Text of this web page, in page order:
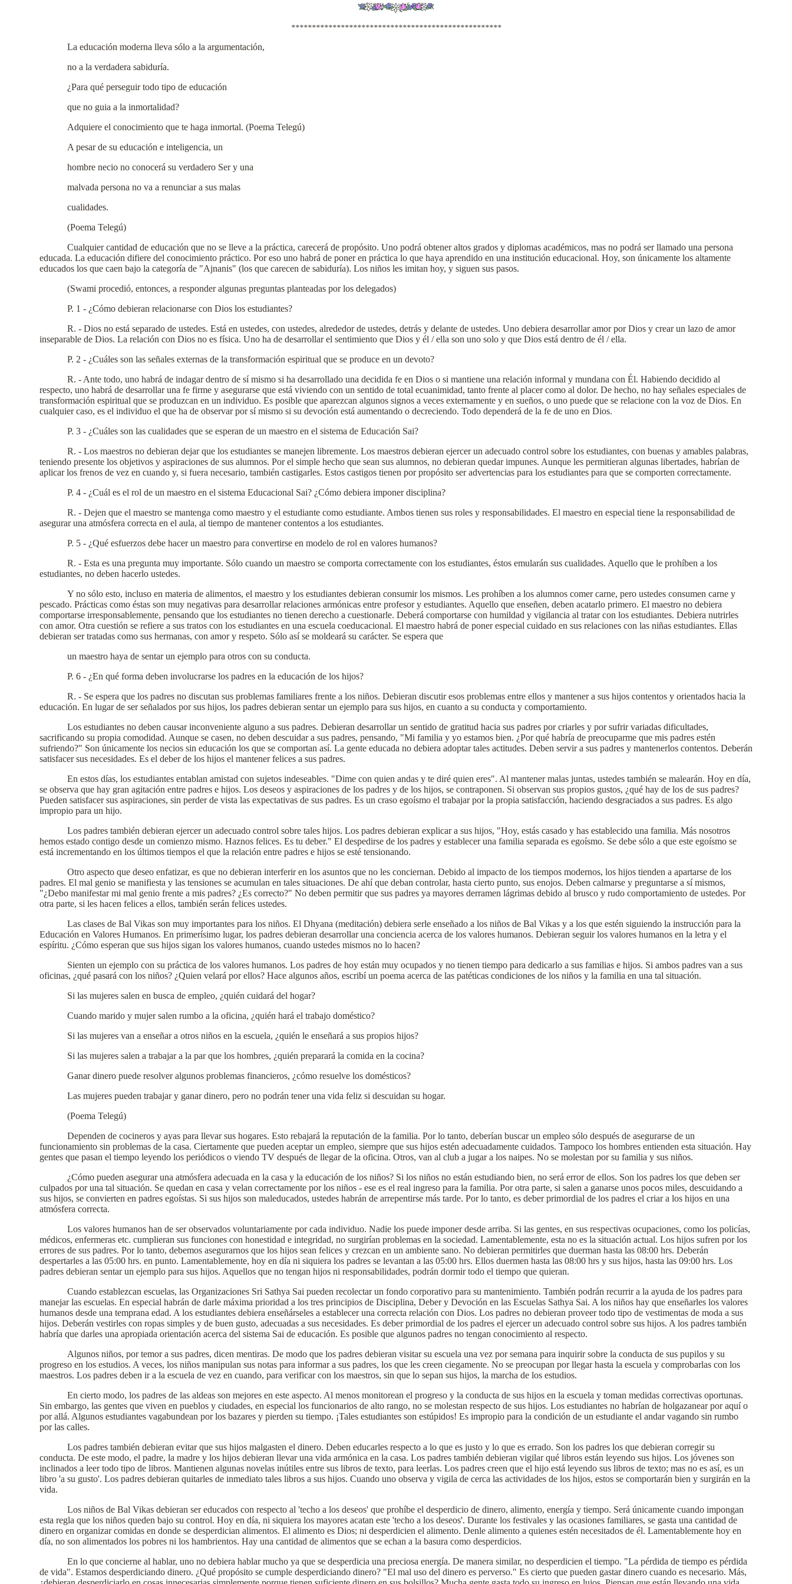
***************************************************
La educación moderna lleva sólo a la argumentación,
no a la verdadera sabiduría.
¿Para qué perseguir todo tipo de educación
que no guia a la inmortalidad?
Adquiere el conocimiento que te haga inmortal. (Poema Telegú)
A pesar de su educación e inteligencia, un
hombre necio no conocerá su verdadero Ser y una
malvada persona no va a renunciar a sus malas
cualidades.
(Poema Telegú)
Cualquier cantidad de educación que no se lleve a la práctica, carecerá de propósito. Uno podrá obtener altos grados y diplomas académicos, mas no podrá ser llamado una persona
educada. La educación difiere del conocimiento práctico. Por eso uno habrá de poner en práctica lo que haya aprendido en una institución educacional. Hoy, son únicamente los altamente
educados los que caen bajo la categoría de "Ajnanis" (los que carecen de sabiduría). Los niños les imitan hoy, y siguen sus pasos.
(Swami procedió, entonces, a responder algunas preguntas planteadas por los delegados)
P. 1 - ¿Cómo debieran relacionarse con Dios los estudiantes?
R. - Dios no está separado de ustedes. Está en ustedes, con ustedes, alrededor de ustedes, detrás y delante de ustedes. Uno debiera desarrollar amor por Dios y crear un lazo de amor
inseparable de Dios. La relación con Dios no es física. Uno ha de desarrollar el sentimiento que Dios y él / ella son uno solo y que Dios está dentro de él / ella.
P. 2 - ¿Cuáles son las señales externas de la transformación espiritual que se produce en un devoto?
R. - Ante todo, uno habrá de indagar dentro de sí mismo si ha desarrollado una decidida fe en Dios o si mantiene una relación informal y mundana con Él. Habiendo decidido al
respecto, uno habrá de desarrollar una fe firme y asegurarse que está viviendo con un sentido de total ecuanimidad, tanto frente al placer como al dolor. De hecho, no hay señales especiales de
transformación espiritual que se produzcan en un individuo. Es posible que aparezcan algunos signos a veces externamente y en sueños, o uno puede que se relacione con la voz de Dios. En
cualquier caso, es el individuo el que ha de observar por sí mismo si su devoción está aumentando o decreciendo. Todo dependerá de la fe de uno en Dios.
P. 3 - ¿Cuáles son las cualidades que se esperan de un maestro en el sistema de Educación Sai?
R. - Los maestros no debieran dejar que los estudiantes se manejen libremente. Los maestros debieran ejercer un adecuado control sobre los estudiantes, con buenas y amables palabras,
teniendo presente los objetivos y aspiraciones de sus alumnos. Por el simple hecho que sean sus alumnos, no debieran quedar impunes. Aunque les permitieran algunas libertades, habrían de
aplicar los frenos de vez en cuando y, si fuera necesario, también castigarles. Estos castigos tienen por propósito ser advertencias para los estudiantes para que se comporten correctamente.
P. 4 - ¿Cuál es el rol de un maestro en el sistema Educacional Sai? ¿Cómo debiera imponer disciplina?
R. - Dejen que el maestro se mantenga como maestro y el estudiante como estudiante. Ambos tienen sus roles y responsabilidades. El maestro en especial tiene la responsabilidad de
asegurar una atmósfera correcta en el aula, al tiempo de mantener contentos a los estudiantes.
P. 5 - ¿Qué esfuerzos debe hacer un maestro para convertirse en modelo de rol en valores humanos?
R. - Esta es una pregunta muy importante. Sólo cuando un maestro se comporta correctamente con los estudiantes, éstos emularán sus cualidades. Aquello que le prohíben a los
estudiantes, no deben hacerlo ustedes.
Y no sólo esto, incluso en materia de alimentos, el maestro y los estudiantes debieran consumir los mismos. Les prohíben a los alumnos comer carne, pero ustedes consumen carne y
pescado. Prácticas como éstas son muy negativas para desarrollar relaciones armónicas entre profesor y estudiantes. Aquello que enseñen, deben acatarlo primero. El maestro no debiera
comportarse irresponsablemente, pensando que los estudiantes no tienen derecho a cuestionarle. Deberá comportarse con humildad y vigilancia al tratar con los estudiantes. Debiera nutrirles
con amor. Otra cuestión se refiere a sus tratos con los estudiantes en una escuela coeducacional. El maestro habrá de poner especial cuidado en sus relaciones con las niñas estudiantes. Ellas
debieran ser tratadas como sus hermanas, con amor y respeto. Sólo así se moldeará su carácter. Se espera que
un maestro haya de sentar un ejemplo para otros con su conducta.
P. 6 - ¿En qué forma deben involucrarse los padres en la educación de los hijos?
R. - Se espera que los padres no discutan sus problemas familiares frente a los niños. Debieran discutir esos problemas entre ellos y mantener a sus hijos contentos y orientados hacia la
educación. En lugar de ser señalados por sus hijos, los padres debieran sentar un ejemplo para sus hijos, en cuanto a su conducta y comportamiento.
Los estudiantes no deben causar inconveniente alguno a sus padres. Debieran desarrollar un sentido de gratitud hacia sus padres por criarles y por sufrir variadas dificultades,
sacrificando su propia comodidad. Aunque se casen, no deben descuidar a sus padres, pensando, "Mi familia y yo estamos bien. ¿Por qué habría de preocuparme que mis padres estén
sufriendo?" Son únicamente los necios sin educación los que se comportan así. La gente educada no debiera adoptar tales actitudes. Deben servir a sus padres y mantenerlos contentos. Deberán
satisfacer sus necesidades. Es el deber de los hijos el mantener felices a sus padres.
En estos días, los estudiantes entablan amistad con sujetos indeseables. "Dime con quien andas y te diré quien eres". Al mantener malas juntas, ustedes también se malearán. Hoy en día,
se observa que hay gran agitación entre padres e hijos. Los deseos y aspiraciones de los padres y de los hijos, se contraponen. Si observan sus propios gustos, ¿qué hay de los de sus padres?
Pueden satisfacer sus aspiraciones, sin perder de vista las expectativas de sus padres. Es un craso egoísmo el trabajar por la propia satisfacción, haciendo desgraciados a sus padres. Es algo
impropio para un hijo.
Los padres también debieran ejercer un adecuado control sobre tales hijos. Los padres debieran explicar a sus hijos, "Hoy, estás casado y has establecido una familia. Más nosotros
hemos estado contigo desde un comienzo mismo. Haznos felices. Es tu deber." El despedirse de los padres y establecer una familia separada es egoísmo. Se debe sólo a que este egoísmo se
está incrementando en los últimos tiempos el que la relación entre padres e hijos se esté tensionando.
Otro aspecto que deseo enfatizar, es que no debieran interferir en los asuntos que no les conciernan. Debido al impacto de los tiempos modernos, los hijos tienden a apartarse de los
padres. El mal genio se manifiesta y las tensiones se acumulan en tales situaciones. De ahí que deban controlar, hasta cierto punto, sus enojos. Deben calmarse y preguntarse a sí mismos,
"¿Debo manifestar mi mal genio frente a mis padres? ¿Es correcto?" No deben permitir que sus padres ya mayores derramen lágrimas debido al brusco y rudo comportamiento de ustedes. Por
otra parte, si les hacen felices a ellos, también serán felices ustedes.
Las clases de Bal Vikas son muy importantes para los niños. El Dhyana (meditación) debiera serle enseñado a los niños de Bal Vikas y a los que estén siguiendo la instrucción para la
Educación en Valores Humanos. En primerísimo lugar, los padres debieran desarrollar una conciencia acerca de los valores humanos. Debieran seguir los valores humanos en la letra y el
espíritu. ¿Cómo esperan que sus hijos sigan los valores humanos, cuando ustedes mismos no lo hacen?
Sienten un ejemplo con su práctica de los valores humanos. Los padres de hoy están muy ocupados y no tienen tiempo para dedicarlo a sus familias e hijos. Si ambos padres van a sus
oficinas, ¿qué pasará con los niños? ¿Quien velará por ellos? Hace algunos años, escribí un poema acerca de las patéticas condiciones de los niños y la familia en una tal situación.
Si las mujeres salen en busca de empleo, ¿quién cuidará del hogar?
Cuando marido y mujer salen rumbo a la oficina, ¿quién hará el trabajo doméstico?
Si las mujeres van a enseñar a otros niños en la escuela, ¿quién le enseñará a sus propios hijos?
Si las mujeres salen a trabajar a la par que los hombres, ¿quién preparará la comida en la cocina?
Ganar dinero puede resolver algunos problemas financieros, ¿cómo resuelve los domésticos?
Las mujeres pueden trabajar y ganar dinero, pero no podrán tener una vida feliz si descuidan su hogar.
(Poema Telegú)
Dependen de cocineros y ayas para llevar sus hogares. Esto rebajará la reputación de la familia. Por lo tanto, deberían buscar un empleo sólo después de asegurarse de un
funcionamiento sin problemas de la casa. Ciertamente que pueden aceptar un empleo, siempre que sus hijos estén adecuadamente cuidados. Tampoco los hombres entienden esta situación. Hay
gentes que pasan el tiempo leyendo los periódicos o viendo TV después de llegar de la oficina. Otros, van al club a jugar a los naipes. No se molestan por su familia y sus niños.
¿Cómo pueden asegurar una atmósfera adecuada en la casa y la educación de los niños? Si los niños no están estudiando bien, no será error de ellos. Son los padres los que deben ser
culpados por una tal situación. Se quedan en casa y velan correctamente por los niños - ese es el real ingreso para la familia. Por otra parte, si salen a ganarse unos pocos miles, descuidando a
sus hijos, se convierten en padres egoístas. Si sus hijos son maleducados, ustedes habrán de arrepentirse más tarde. Por lo tanto, es deber primordial de los padres el criar a los hijos en una
atmósfera correcta.
Los valores humanos han de ser observados voluntariamente por cada individuo. Nadie los puede imponer desde arriba. Si las gentes, en sus respectivas ocupaciones, como los policías,
médicos, enfermeras etc. cumplieran sus funciones con honestidad e integridad, no surgirían problemas en la sociedad. Lamentablemente, esta no es la situación actual. Los hijos sufren por los
errores de sus padres. Por lo tanto, debemos asegurarnos que los hijos sean felices y crezcan en un ambiente sano. No debieran permitirles que duerman hasta las 08:00 hrs. Deberán
despertarles a las 05:00 hrs. en punto. Lamentablemente, hoy en día ni siquiera los padres se levantan a las 05:00 hrs. Ellos duermen hasta las 08:00 hrs y sus hijos, hasta las 09:00 hrs. Los
padres debieran sentar un ejemplo para sus hijos. Aquellos que no tengan hijos ni responsabilidades, podrán dormir todo el tiempo que quieran.
Cuando establezcan escuelas, las Organizaciones Sri Sathya Sai pueden recolectar un fondo corporativo para su mantenimiento. También podrán recurrir a la ayuda de los padres para
manejar las escuelas. En especial habrán de darle máxima prioridad a los tres principios de Disciplina, Deber y Devoción en las Escuelas Sathya Sai. A los niños hay que enseñarles los valores
humanos desde una temprana edad. A los estudiantes debiera enseñárseles a establecer una correcta relación con Dios. Los padres no debieran proveer todo tipo de vestimentas de moda a sus
hijos. Deberán vestirles con ropas simples y de buen gusto, adecuadas a sus necesidades. Es deber primordial de los padres el ejercer un adecuado control sobre sus hijos. A los padres también
habría que darles una apropiada orientación acerca del sistema Sai de educación. Es posible que algunos padres no tengan conocimiento al respecto.
Algunos niños, por temor a sus padres, dicen mentiras. De modo que los padres debieran visitar su escuela una vez por semana para inquirir sobre la conducta de sus pupilos y su
progreso en los estudios. A veces, los niños manipulan sus notas para informar a sus padres, los que les creen ciegamente. No se preocupan por llegar hasta la escuela y comprobarlas con los
maestros. Los padres deben ir a la escuela de vez en cuando, para verificar con los maestros, sin que lo sepan sus hijos, la marcha de los estudios.
En cierto modo, los padres de las aldeas son mejores en este aspecto. Al menos monitorean el progreso y la conducta de sus hijos en la escuela y toman medidas correctivas oportunas.
Sin embargo, las gentes que viven en pueblos y ciudades, en especial los funcionarios de alto rango, no se molestan respecto de sus hijos. Los estudiantes no habrían de holgazanear por aquí o
por allá. Algunos estudiantes vagabundean por los bazares y pierden su tiempo. ¡Tales estudiantes son estúpidos! Es impropio para la condición de un estudiante el andar vagando sin rumbo
por las calles.
Los padres también debieran evitar que sus hijos malgasten el dinero. Deben educarles respecto a lo que es justo y lo que es errado. Son los padres los que debieran corregir su
conducta. De este modo, el padre, la madre y los hijos debieran llevar una vida armónica en la casa. Los padres también debieran vigilar qué libros están leyendo sus hijos. Los jóvenes son
inclinados a leer todo tipo de libros. Mantienen algunas novelas inútiles entre sus libros de texto, para leerlas. Los padres creen que el hijo está leyendo sus libros de texto; mas no es así, es un
libro 'a su gusto'. Los padres debieran quitarles de inmediato tales libros a sus hijos. Cuando uno observa y vigila de cerca las actividades de los hijos, estos se comportarán bien y surgirán en la
vida.
Los niños de Bal Vikas debieran ser educados con respecto al 'techo a los deseos' que prohíbe el desperdicio de dinero, alimento, energía y tiempo. Será únicamente cuando impongan
esta regla que los niños queden bajo su control. Hoy en día, ni siquiera los mayores acatan este 'techo a los deseos'. Durante los festivales y las ocasiones familiares, se gasta una cantidad de
dinero en organizar comidas en donde se desperdician alimentos. El alimento es Dios; ni desperdicien el alimento. Denle alimento a quienes estén necesitados de él. Lamentablemente hoy en
día, no son alimentados los pobres ni los hambrientos. Hay una cantidad de alimentos que se echan a la basura como desperdicios.
En lo que concierne al hablar, uno no debiera hablar mucho ya que se desperdicia una preciosa energía. De manera similar, no desperdicien el tiempo. "La pérdida de tiempo es pérdida
de vida". Estamos desperdiciando dinero. ¿Qué propósito se cumple desperdiciando dinero? "El mal uso del dinero es perverso." Es cierto que pueden gastar dinero cuando es necesario. Más,